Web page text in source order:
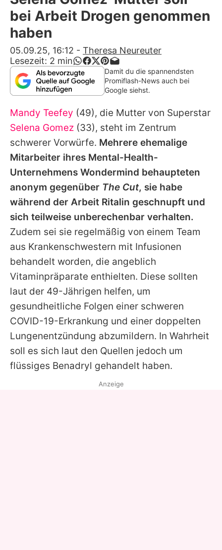
Alle Themen auf Promiflash
Jobs
App runterladen
Team
Redaktionelle Richtlinien
Impressum
Datenschutzerklärung
Nutzungsbedingungen
Utiq verwalten
bei Arbeit Drogen genommen
haben
05.09.25, 16:12 - Theresa Neureuter
Lesezeit: 2 min
Damit du die spannendsten
Promiflash-News auch bei
Google siehst.
Mandy Teefey (49), die Mutter von Superstar
Selena Gomez (33), steht im Zentrum
schwerer Vorwürfe. Mehrere ehemalige
Mitarbeiter ihres Mental-Health-
Unternehmens Wondermind behaupteten
anonym gegenüber The Cut, sie habe
während der Arbeit Ritalin geschnupft und
sich teilweise unberechenbar verhalten.
Zudem sei sie regelmäßig von einem Team
aus Krankenschwestern mit Infusionen
behandelt worden, die angeblich
Vitaminpräparate enthielten. Diese sollten
laut der 49-Jährigen helfen, um
gesundheitliche Folgen einer schweren
COVID-19-Erkrankung und einer doppelten
Lungenentzündung abzumildern. In Wahrheit
soll es sich laut den Quellen jedoch um
flüssiges Benadryl gehandelt haben.
Anzeige